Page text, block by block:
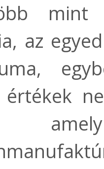
mint
az
értékek